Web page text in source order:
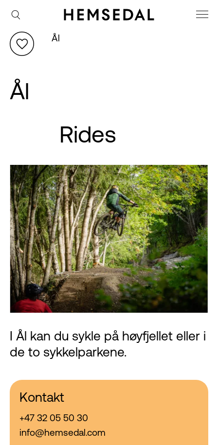
Ål
Ål
Rides
I Ål kan du sykle på høyfjellet eller i
de to sykkelparkene.
Kontakt
+47 32 05 50 30
info@hemsedal.com